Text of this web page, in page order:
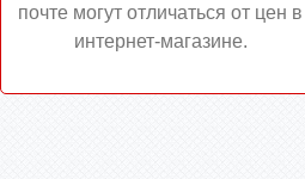
почте могут отличаться от цен в
интернет-магазине.